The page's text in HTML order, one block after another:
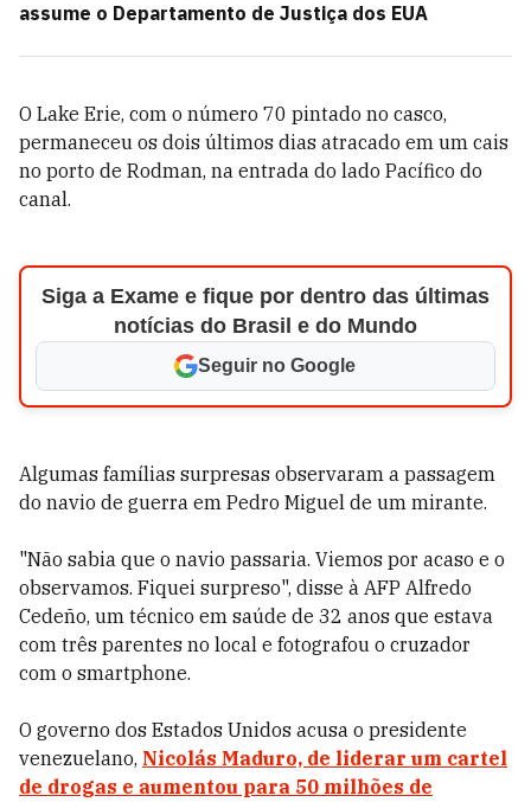
assume o Departamento de Justiça dos EUA
O Lake Erie, com o número 70 pintado no casco,
permaneceu os dois últimos dias atracado em um cais
no porto de Rodman, na entrada do lado Pacífico do
canal.
Siga a Exame e fique por dentro das últimas
notícias do Brasil e do Mundo
Seguir no Google
Algumas famílias surpresas observaram a passagem
do navio de guerra em Pedro Miguel de um mirante.
"Não sabia que o navio passaria. Viemos por acaso e o
observamos. Fiquei surpreso", disse à AFP Alfredo
Cedeño, um técnico em saúde de 32 anos que estava
com três parentes no local e fotografou o cruzador
com o smartphone.
O governo dos Estados Unidos acusa o presidente
venezuelano, Nicolás Maduro, de liderar um cartel
de drogas e aumentou para 50 milhões de